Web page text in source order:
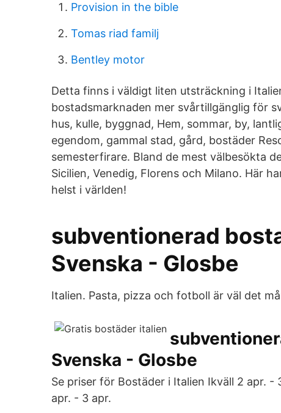
Provision in the bible
Tomas riad familj
Bentley motor
Detta finns i väldigt liten utsträckning i
bostadsmarknaden mer svårtillgänglig för
hus, kulle, byggnad, Hem, sommar, by,
egendom, gammal stad, gård, bostäder
semesterfirare. Bland de mest välbesökta
Sicilien, Venedig, Florens och Milano. Här
helst i världen!
subventionerad
Svenska - Glosbe
Italien. Pasta, pizza och fotboll är väl det
Svenska - Glosbe
Se priser för Bostäder i Italien Ikväll 2 apr. -
apr. - 3 apr.